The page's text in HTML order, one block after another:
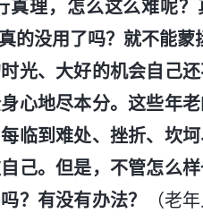
理，怎么这么难呢？
的没用了吗？就不能蒙
光、大好的机会自己
心地尽本分。这些年
临到难处、挫折、坎
己。但是，不管怎么
？有没有办法？
（老